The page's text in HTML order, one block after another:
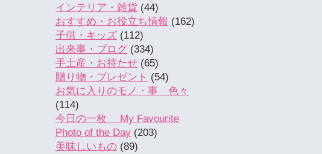
インテリア・雑貨 (44)
おすすめ・お役立ち情報 (162)
子供・キッズ (112)
出来事・ブログ (334)
手土産・お持たせ (65)
贈り物・プレゼント (54)
お気に入りのモノ・事 色々
(114)
今日の一枚 My Favourite
Photo of the Day (203)
美味しいもの (89)